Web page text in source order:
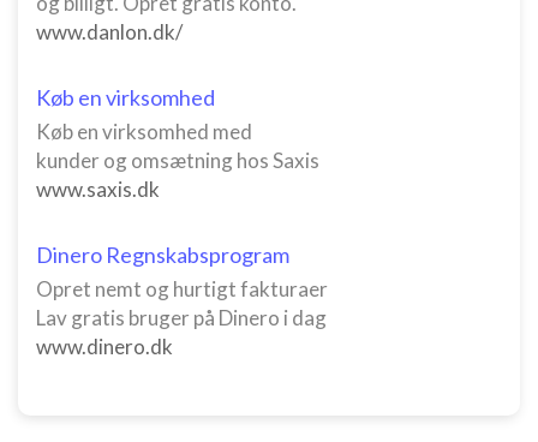
www.danlon.dk/
Køb en virksomhed
Køb en virksomhed med
kunder og omsætning hos Saxis
www.saxis.dk
Dinero Regnskabsprogram
Opret nemt og hurtigt fakturaer
Lav gratis bruger på Dinero i dag
www.dinero.dk